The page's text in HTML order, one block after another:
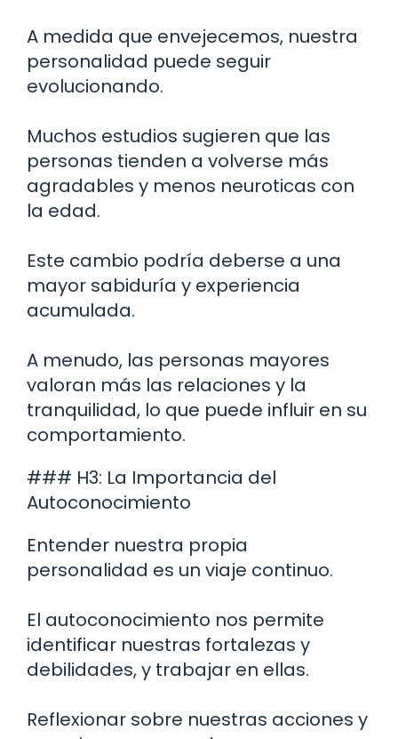
A medida que envejecemos, nuestra
personalidad puede seguir
evolucionando.
Muchos estudios sugieren que las
personas tienden a volverse más
agradables y menos neuroticas con
la edad.
Este cambio podría deberse a una
mayor sabiduría y experiencia
acumulada.
A menudo, las personas mayores
valoran más las relaciones y la
tranquilidad, lo que puede influir en su
comportamiento.
### H3: La Importancia del
Autoconocimiento
Entender nuestra propia
personalidad es un viaje continuo.
El autoconocimiento nos permite
identificar nuestras fortalezas y
debilidades, y trabajar en ellas.
Reflexionar sobre nuestras acciones y